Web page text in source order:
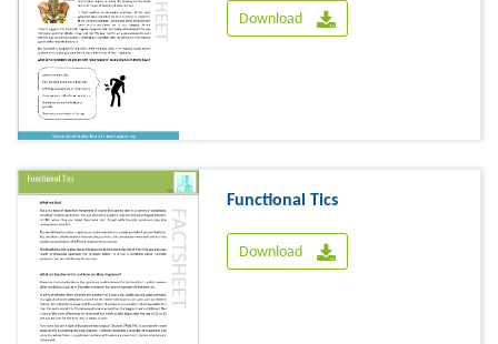
Download
Functional Tics
Download